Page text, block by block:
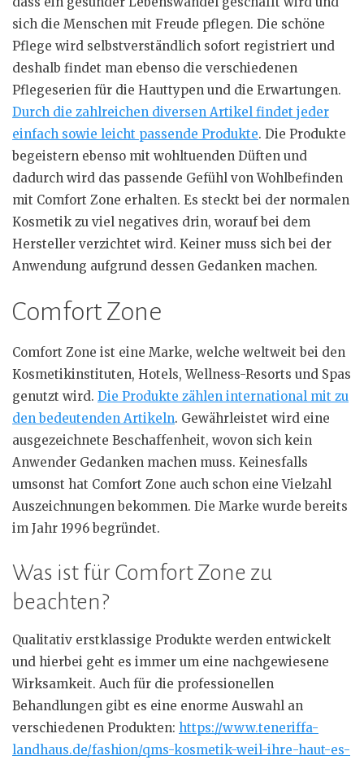
sich die Menschen mit Freude pflegen. Die schöne
Pflege wird selbstverständlich sofort registriert und
deshalb findet man ebenso die verschiedenen
Pflegeserien für die Hauttypen und die Erwartungen.
Durch die zahlreichen diversen Artikel findet jeder
einfach sowie leicht passende Produkte. Die Produkte
begeistern ebenso mit wohltuenden Düften und
dadurch wird das passende Gefühl von Wohlbefinden
mit Comfort Zone erhalten. Es steckt bei der normalen
Kosmetik zu viel negatives drin, worauf bei dem
Hersteller verzichtet wird. Keiner muss sich bei der
Anwendung aufgrund dessen Gedanken machen.
Comfort Zone
Comfort Zone ist eine Marke, welche weltweit bei den
Kosmetikinstituten, Hotels, Wellness-Resorts und Spas
genutzt wird. Die Produkte zählen international mit zu
den bedeutenden Artikeln. Gewährleistet wird eine
ausgezeichnete Beschaffenheit, wovon sich kein
Anwender Gedanken machen muss. Keinesfalls
umsonst hat Comfort Zone auch schon eine Vielzahl
Auszeichnungen bekommen. Die Marke wurde bereits
im Jahr 1996 begründet.
Was ist für Comfort Zone zu
beachten?
Qualitativ erstklassige Produkte werden entwickelt
und hierbei geht es immer um eine nachgewiesene
Wirksamkeit. Auch für die professionellen
Behandlungen gibt es eine enorme Auswahl an
verschiedenen Produkten: https://www.teneriffa-
landhaus.de/fashion/qms-kosmetik-weil-ihre-haut-es-